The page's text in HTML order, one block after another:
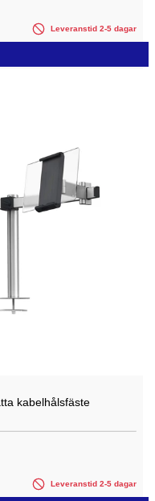
Leveranstid 2-5 dagar
kabelhålsfäste
Leveranstid 2-5 dagar